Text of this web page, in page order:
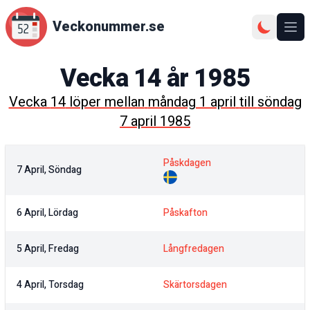
Veckonummer.se
Vecka14år 1985
Vecka14löper mellanmåndag 1 apriltillsöndag
7 april 1985
7 April, Söndag Påskdagen
6 April, Lördag Påskafton
5 April, Fredag Långfredagen
4 April, Torsdag Skärtorsdagen